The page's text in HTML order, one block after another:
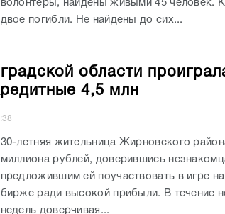
волонтеры, найдены живыми 45 человек.
двое погибли. Не найдены до сих...
области
4,5 млн
30-летняя жительница Жирновского
миллиона рублей, доверившись
предложившим ей поучаствовать в игре
бирже ради высокой прибыли. В течение
недель доверчивая...